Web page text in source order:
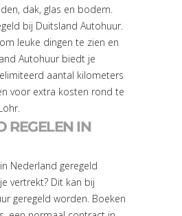
dak, glas en bodem.
bij Duitsland Autohuur.
leuke dingen te zien en
Autohuur biedt je
aantal kilometers
voor extra kosten rond te
REGELEN IN
Nederland geregeld
vertrekt? Dit kan bij
geregeld worden. Boeken